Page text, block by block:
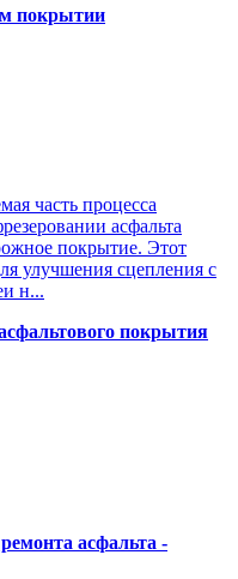
покрытии
часть процесса
асфальта
покрытие. Этот
улучшения сцепления с
н...
покрытия
асфальта -